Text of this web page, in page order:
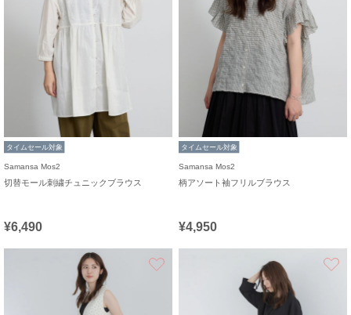
タイムセール対象
Samansa Mos2
切替モール刺繍チュニックブラウス
¥6,490
タイムセール対象
Samansa Mos2
柄アソート袖フリルブラウス
¥4,950